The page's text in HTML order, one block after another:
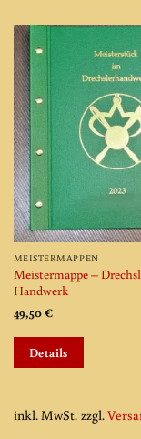
MEISTERMAPPEN
Meistermappe –
Handwerk
49,50€
Details
inkl. MwSt. zzgl.